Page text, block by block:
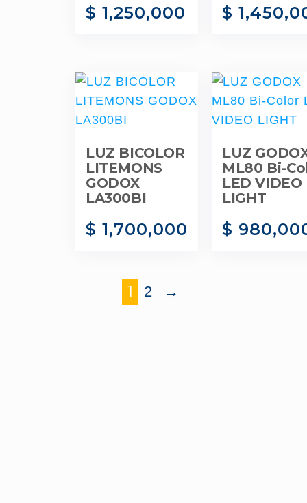
$ 1,250,000 $
LUZ BICOLOR
LITEMONS
GODOX
LA300BI
$ 1,700,000
LUZ
ML80 Bi-
LED VIDEO
LIGHT
$
1 2 →